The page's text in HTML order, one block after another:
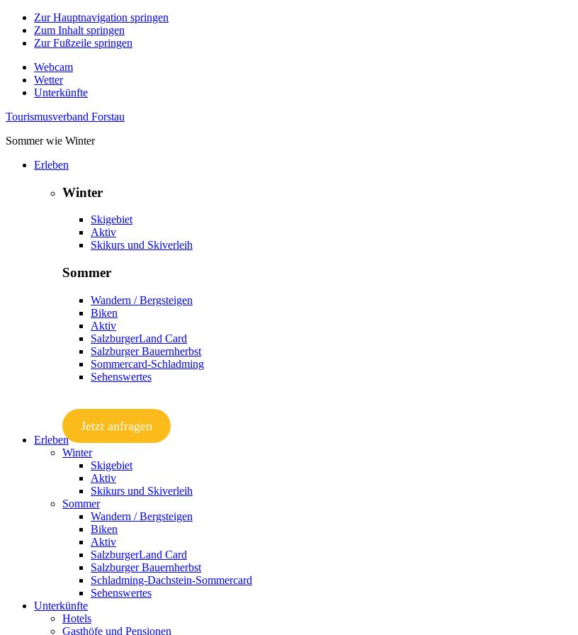
Zur Hauptnavigation springen
Zum Inhalt springen
Zur Fußzeile springen
Webcam
Wetter
Unterkünfte
Tourismusverband Forstau
Sommer wie Winter
Erleben
Winter
Skigebiet
Aktiv
Skikurs und Skiverleih
Sommer
Wandern / Bergsteigen
Biken
Aktiv
SalzburgerLand Card
Salzburger Bauernherbst
Sommercard-Schladming
Sehenswertes
Jetzt anfragen
Erleben
Winter
Skigebiet
Aktiv
Skikurs und Skiverleih
Sommer
Wandern / Bergsteigen
Biken
Aktiv
SalzburgerLand Card
Salzburger Bauernherbst
Schladming-Dachstein-Sommercard
Sehenswertes
Unterkünfte
Hotels
Gasthöfe und Pensionen